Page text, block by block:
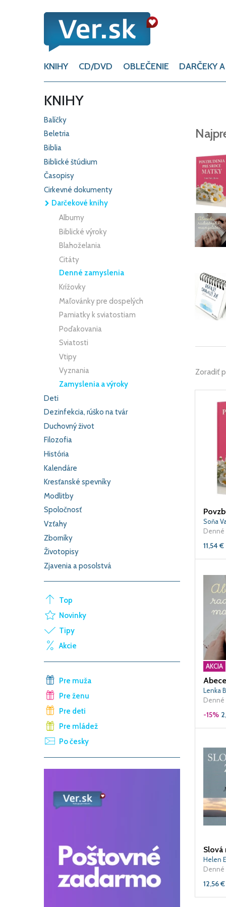
KNIHY CD/DVD OBLEČENIE DARČEKY
KNIHY
Balíčky
Beletria
Biblia
Biblické štúdium
Časopisy
Cirkevné dokumenty
Darčekové knihy
Albumy
Biblické výroky
Blahoželania
Citáty
Denné zamyslenia
Krížovky
Maľovánky pre dospelých
Pamiatky k sviatostiam
Poďakovania
Sviatosti
Vtipy
Vyznania
Zamyslenia a výroky
Deti
Dezinfekcia, rúško na tvár
Duchovný život
Filozofia
História
Kalendáre
Kresťanské spevníky
Modlitby
Spoločnosť
Vzťahy
Zborníky
Životopisy
Zjavenia a posolstvá
Top
Novinky
Tipy
Akcie
Pre muža
Pre ženu
Pre deti
Pre mládež
Po česky
Zoradiť
Soňa
Denné
11,54 €
AKCIA
Lenka
Denné
-15%
Slová
Helen
Denné
12,56€